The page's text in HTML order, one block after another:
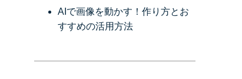
AIで画像を動かす！作り方とお
すすめの活用方法